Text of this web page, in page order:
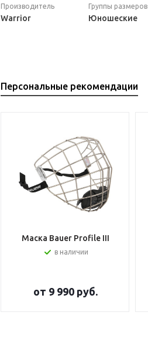
Производитель
Warrior
Группы размеров
Юношеские
Персональные рекомендации
Маска Bauer Profile III
в наличии
от 9 990 руб.